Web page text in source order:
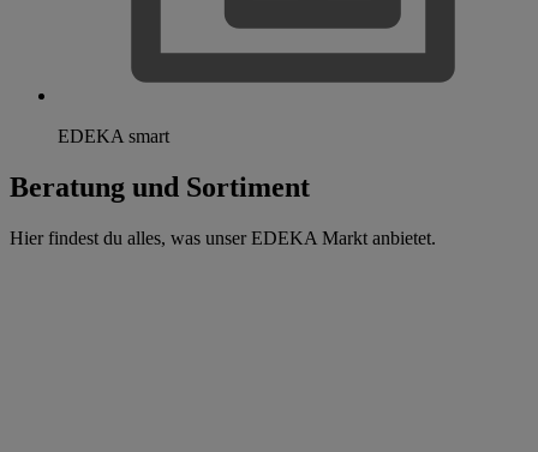
EDEKA smart
Beratung und Sortiment
Hier findest du alles, was unser EDEKA Markt anbietet.